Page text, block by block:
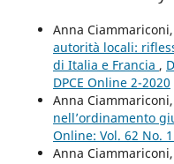
Anna Ciammariconi,
autorità locali:
di Italia e Francia ,
DPCE Online 2-2020
Anna Ciammariconi,
nell’ordinamento
Online: Vol. 62 No.
Anna Ciammariconi,